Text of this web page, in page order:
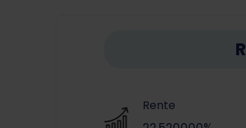
Rente